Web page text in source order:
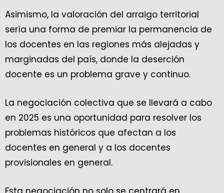
Asimismo, la valoración del arraigo territorial
sería una forma de premiar la permanencia de
los docentes en las regiones más alejadas y
marginadas del país, donde la deserción
docente es un problema grave y continuo.
La negociación colectiva que se llevará a cabo
en 2025 es una oportunidad para resolver los
problemas históricos que afectan a los
docentes en general y a los docentes
provisionales en general.